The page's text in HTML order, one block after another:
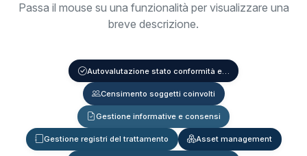
Passa il mouse su una funzionalità per visualizzare una
breve descrizione.
Autovalutazione stato conformità e…
Censimento soggetti coinvolti
Gestione informative e consensi
Gestione registri del trattamento Asset management